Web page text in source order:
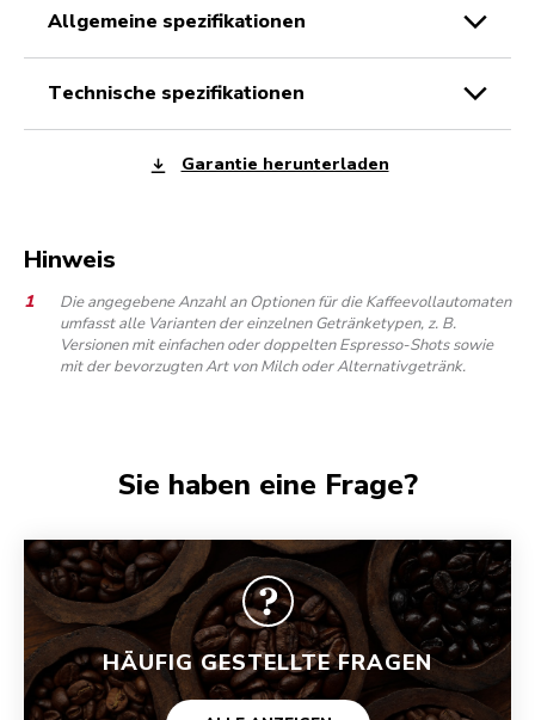
allgemeine spezifikationen
technische spezifikationen
Garantie herunterladen
Hinweis
Die angegebene Anzahl an Optionen für die Kaffeevollautomaten
umfasst alle Varianten der einzelnen Getränketypen, z. B.
Versionen mit einfachen oder doppelten Espresso-Shots sowie
mit der bevorzugten Art von Milch oder Alternativgetränk.
Sie haben eine Frage?
HÄUFIG GESTELLTE FRAGEN